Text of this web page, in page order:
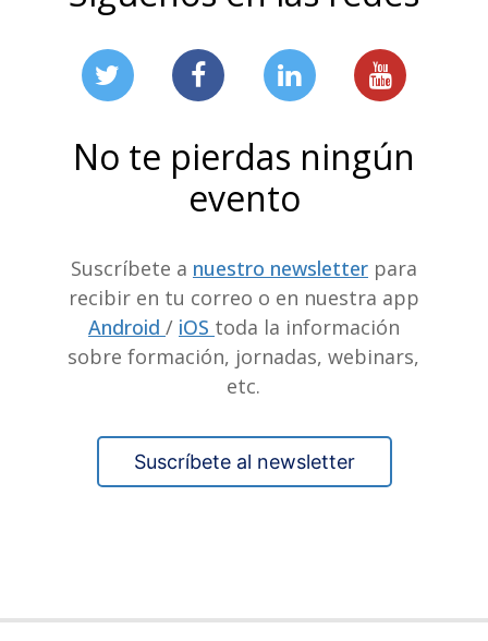
No te pierdas ningún
evento
Suscríbete a nuestro newsletterpara
recibir en tu correo o en nuestra app
Android / iOS toda la información
sobre formación, jornadas, webinars,
etc.
Suscríbete al newsletter